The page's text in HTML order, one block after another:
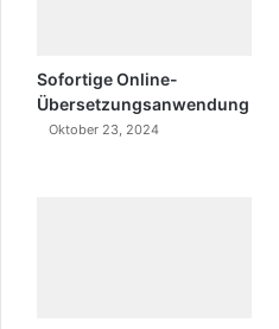
Sofortige Online-
Übersetzungsanwendung
Oktober 23, 2024